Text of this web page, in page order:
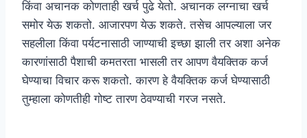
किंवा अचानक कोणताही खर्च पुढे येतो. अचानक लग्नाचा खर्च
समोर येऊ शकतो. आजारपण येऊ शकते. तसेच आपल्याला जर
सहलीला किंवा पर्यटनासाठी जाण्याची इच्छा झाली तर अशा अनेक
कारणांसाठी पैशाची कमतरता भासली तर आपण वैयक्तिक कर्ज
घेण्याचा विचार करू शकतो. कारण हे वैयक्तिक कर्ज घेण्यासाठी
तुम्हाला कोणतीही गोष्ट तारण ठेवण्याची गरज नसते.